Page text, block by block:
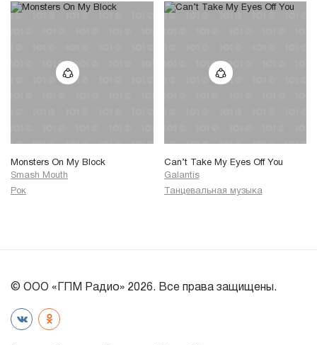
Monsters On My Block
Smash Mouth
Рок
Can’t Take My Eyes Off You
Galantis
Танцевальная музыка
© ООО «ГПМ Радио» 2026. Все права защищены.